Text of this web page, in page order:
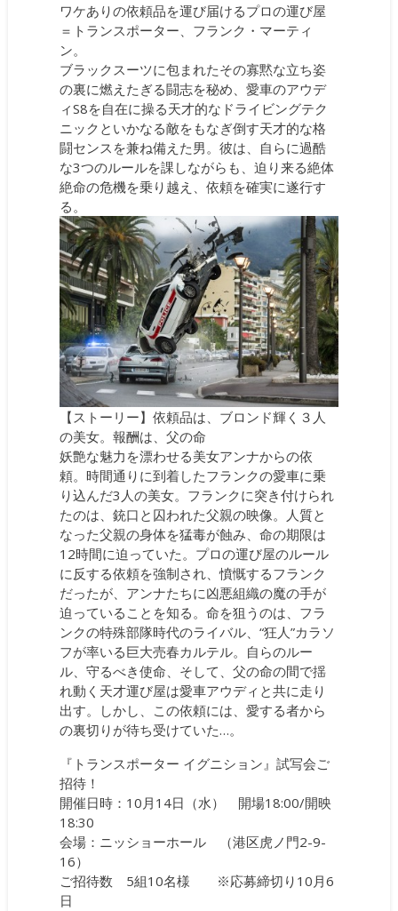
ワケありの依頼品を運び届けるプロの運び屋
＝トランスポーター、フランク・マーティ
ン。
ブラックスーツに包まれたその寡黙な立ち姿
の裏に燃えたぎる闘志を秘め、愛車のアウデ
ィS8を自在に操る天才的なドライビングテク
ニックといかなる敵をもなぎ倒す天才的な格
闘センスを兼ね備えた男。彼は、自らに過酷
な3つのルールを課しながらも、迫り来る絶体
絶命の危機を乗り越え、依頼を確実に遂行す
る。
【ストーリー】依頼品は、ブロンド輝く３人
の美女。報酬は、父の命
妖艶な魅力を漂わせる美女アンナからの依
頼。時間通りに到着したフランクの愛車に乗
り込んだ3人の美女。フランクに突き付けられ
たのは、銃口と囚われた父親の映像。人質と
なった父親の身体を猛毒が蝕み、命の期限は
12時間に迫っていた。プロの運び屋のルール
に反する依頼を強制され、憤慨するフランク
だったが、アンナたちに凶悪組織の魔の手が
迫っていることを知る。命を狙うのは、フラ
ンクの特殊部隊時代のライバル、“狂人”カラソ
フが率いる巨大売春カルテル。自らのルー
ル、守るべき使命、そして、父の命の間で揺
れ動く天才運び屋は愛車アウディと共に走り
出す。しかし、この依頼には、愛する者から
の裏切りが待ち受けていた…。
『トランスポーター イグニション』試写会ご
招待！
開催日時：10月14日（水） 開場18:00/開映
18:30
会場：ニッショーホール （港区虎ノ門2-9-
16）
ご招待数 5組10名様 ※応募締切り10月6
日